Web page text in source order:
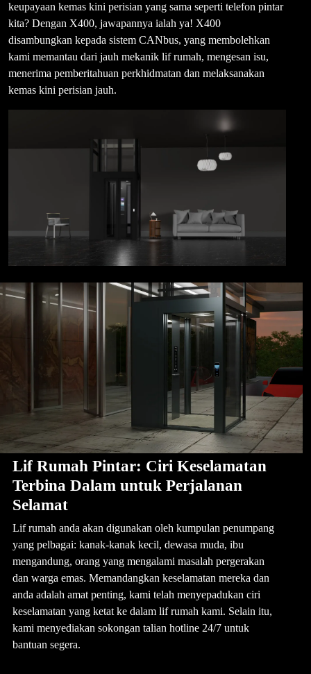
keupayaan kemas kini perisian yang sama seperti telefon pintar
kita? Dengan X400, jawapannya ialah ya! X400
disambungkan kepada sistem CANbus, yang membolehkan
kami memantau dari jauh mekanik lif rumah, mengesan isu,
menerima pemberitahuan perkhidmatan dan melaksanakan
kemas kini perisian jauh.
Lif Rumah Pintar: Ciri Keselamatan
Terbina Dalam untuk Perjalanan
Selamat
Lif rumah anda akan digunakan oleh kumpulan penumpang
yang pelbagai: kanak-kanak kecil, dewasa muda, ibu
mengandung, orang yang mengalami masalah pergerakan
dan warga emas. Memandangkan keselamatan mereka dan
anda adalah amat penting, kami telah menyepadukan ciri
keselamatan yang ketat ke dalam lif rumah kami. Selain itu,
kami menyediakan sokongan talian hotline 24/7 untuk
bantuan segera.